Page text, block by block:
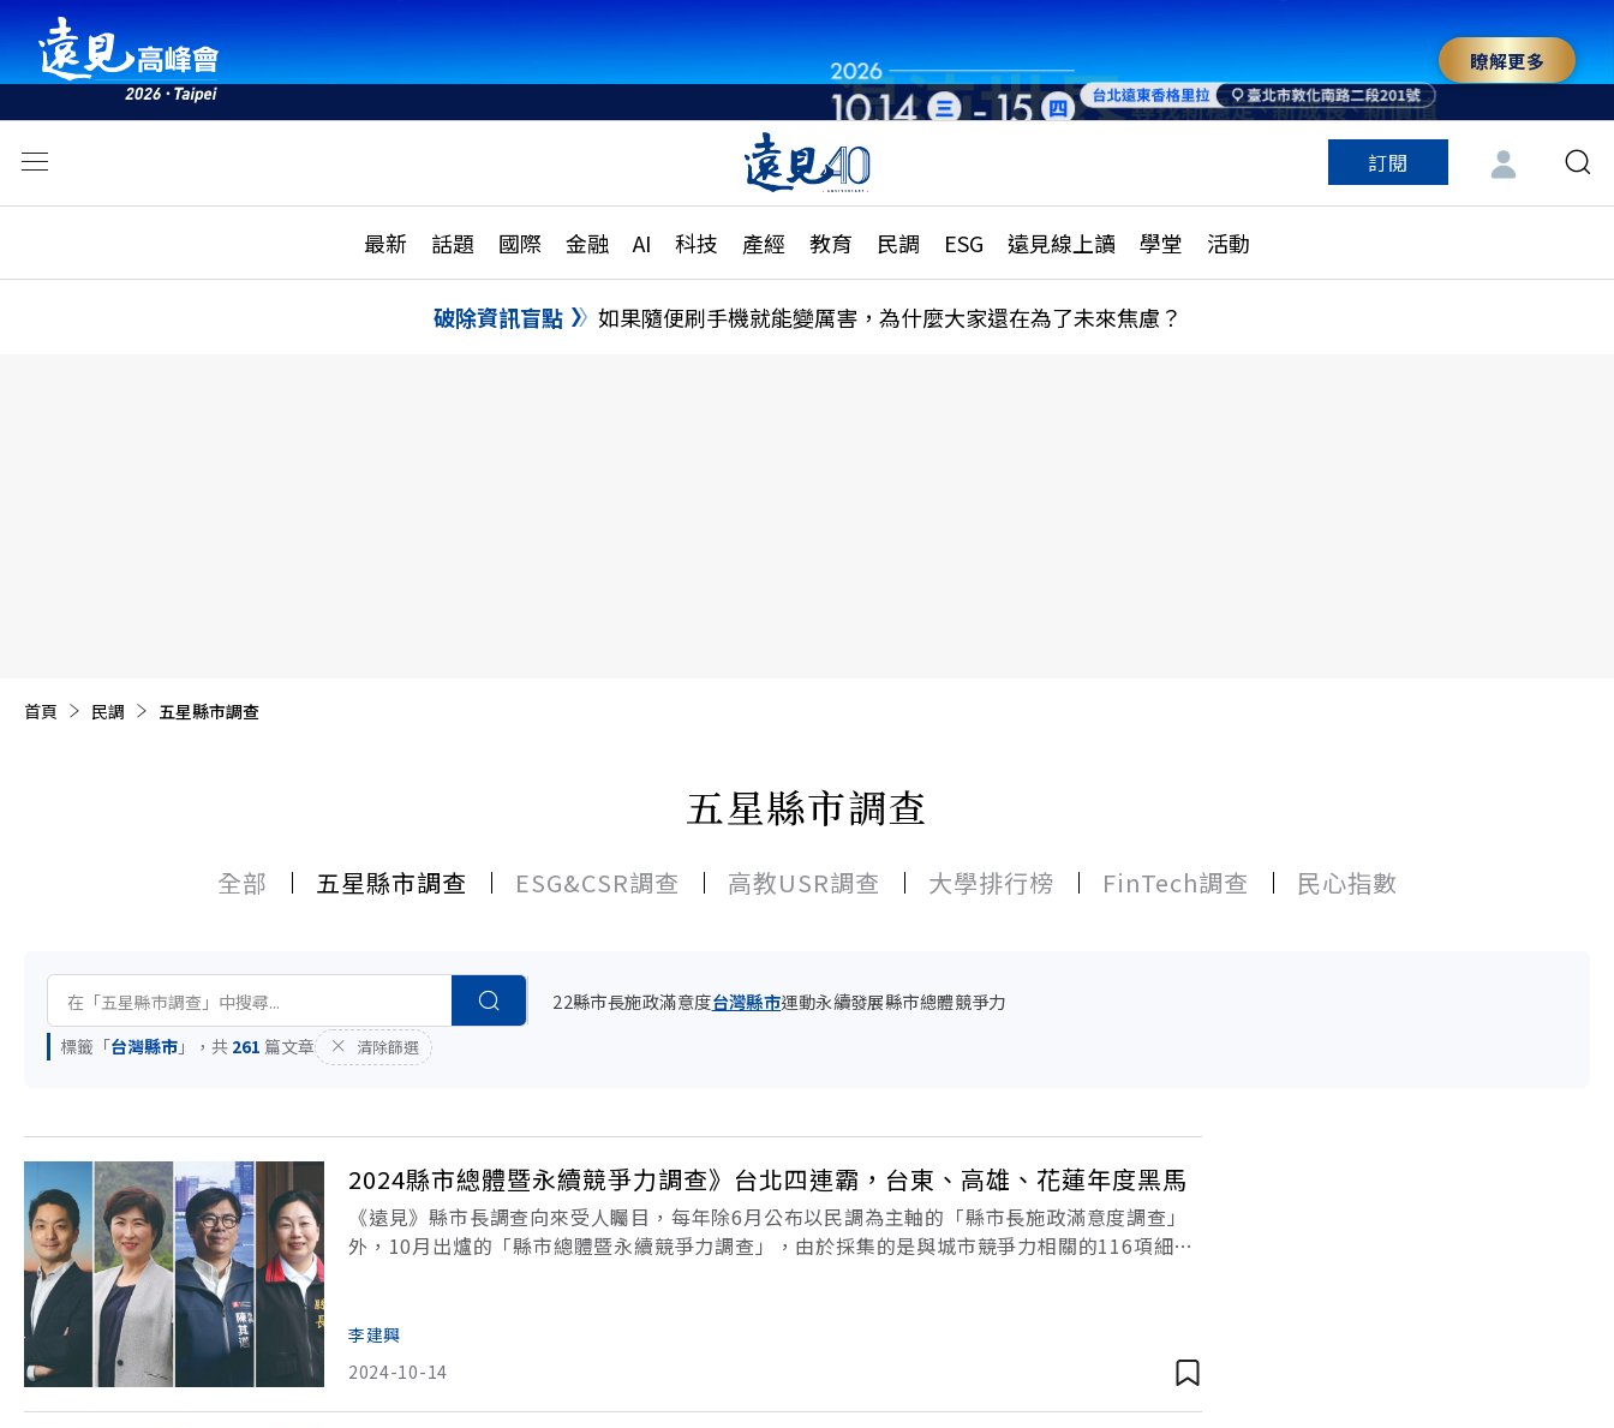
瞭解更多
訂閱
最新 話題 國際 金融 AI 科技 產經 教育 民調 ESG 遠見線上讀 學堂 活動
活動
話題
國際
特輯
大學升學、職涯攻略
縣市施政調查全解析
更多訂閱方案
特色頻道
破除資訊盲點 如果隨便刷手機就能變厲害，為什麼大家還在為了未來焦慮？
首頁 目前頁面：
民調 五星縣市調查
五星縣市調查
全部 五星縣市調查 ESG&CSR調查 高教USR調查 大學排行榜 FinTech調查 民心指數
22縣市長施政滿意度台灣縣市運動永續發展縣市總體競爭力
標籤「台灣縣市 」，共 261 篇文章 清除篩選
2024縣市總體暨永續競爭力調查》台北四連霸，台東、高雄、花蓮年度黑馬
《遠見》縣市長調查向來受人矚目，每年除6月公布以民調為主軸的「縣市長施政滿意度調查」
外，10月出爐的「縣市總體暨永續競爭力調查」，由於採集的是與城市競爭力相關的116項細指
李建興
2024-10-14